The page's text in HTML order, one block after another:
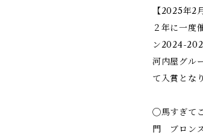
【2025年2
２年に一度
ン2024-
河内屋グル
て入賞とな
◯馬すぎて
門 ブロン